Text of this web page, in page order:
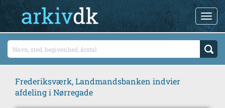
Frederiksværk, Landmandsbanken indvier
afdeling i Nørregade